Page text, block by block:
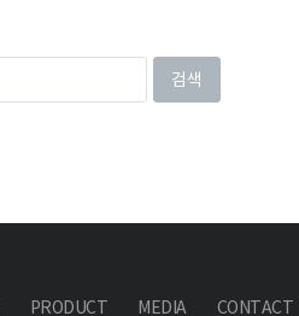
PRODUCT MEDIA CONTACT